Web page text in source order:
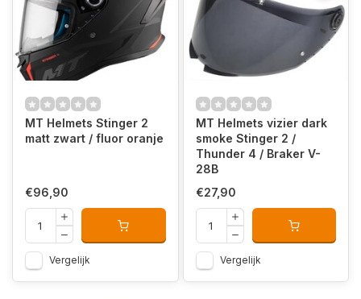
MT Helmets Stinger 2
matt zwart / fluor oranje
€96,90
Vergelijk
MT Helmets vizier dark
smoke Stinger 2 /
Thunder 4 / Braker V-
28B
€27,90
Vergelijk